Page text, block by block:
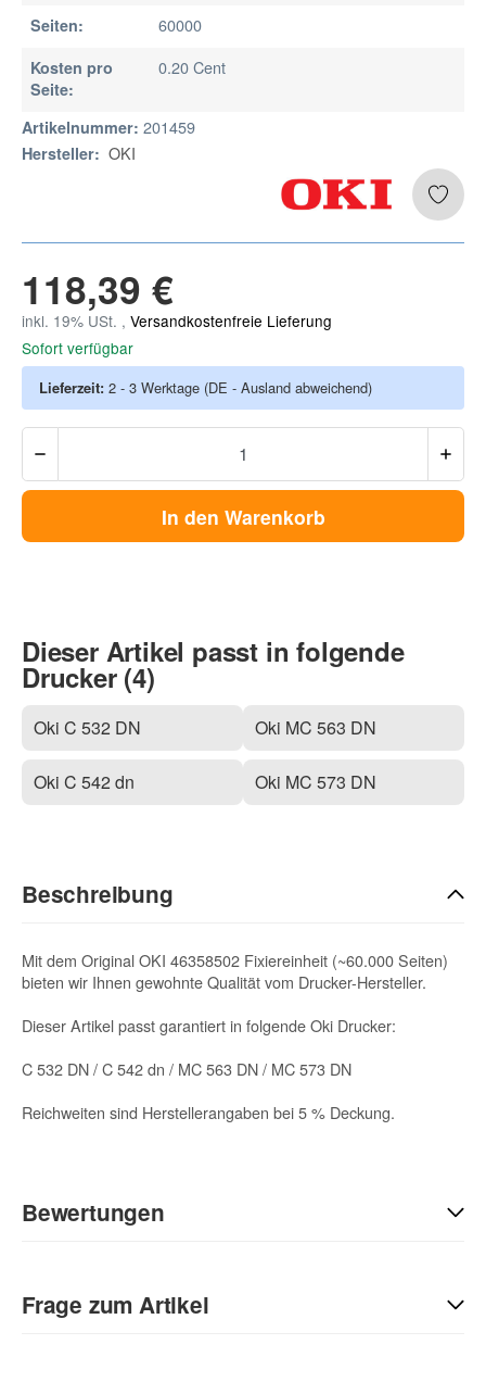
Seiten: 60000
Kosten pro
Seite:
0.20 Cent
Artikelnummer: 201459
Hersteller: OKI
118,39 €
inkl. 19% USt. , Versandkostenfreie Lieferung
Sofort verfügbar
Lieferzeit: 2 - 3 Werktage (DE - Ausland abweichend)
In den Warenkorb
Dieser Artikel passt in folgende
Drucker (4)
Oki C 532 DN
Oki C 542 dn
Oki MC 563 DN
Oki MC 573 DN
Beschreibung
Mit dem Original OKI 46358502 Fixiereinheit (~60.000 Seiten)
bieten wir Ihnen gewohnte Qualität vom Drucker-Hersteller.
Dieser Artikel passt garantiert in folgende Oki Drucker:
C 532 DN / C 542 dn / MC 563 DN / MC 573 DN
Reichweiten sind Herstellerangaben bei 5 % Deckung.
Bewertungen
Sie Anderen bei der Kaufentscheidung:
Frage zum Artikel